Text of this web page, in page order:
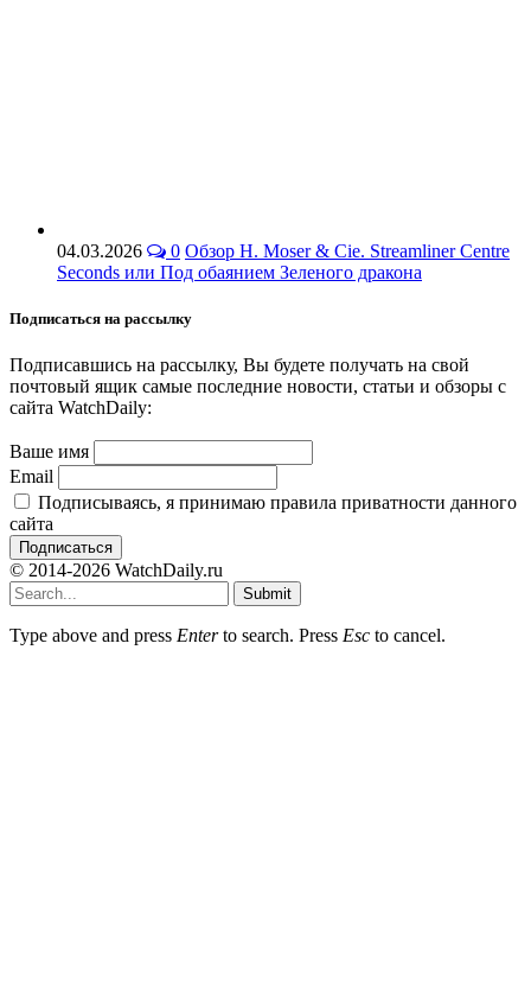
04.03.2026 0 Обзор H. Moser & Cie. Streamliner Centre
Seconds или Под обаянием Зеленого дракона
Подписаться на рассылку
Подписавшись на рассылку, Вы будете получать на свой
почтовый ящик самые последние новости, статьи и обзоры с
сайта WatchDaily:
Ваше имя
Email
Подписываясь, я принимаю правила приватности данного
сайта
© 2014-2026 WatchDaily.ru
Submit
Type above and press Enterto search. Press Esc to cancel.